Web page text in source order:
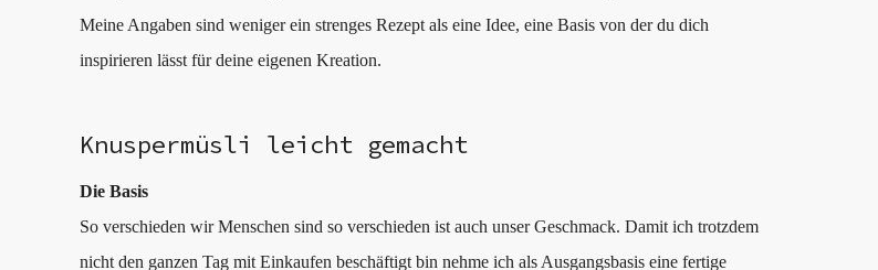
Meine Angaben sind weniger ein strenges Rezept als eine Idee, eine Basis von der du dich
inspirieren lässt für deine eigenen Kreation.
Knuspermüsli leicht gemacht
Die Basis
So verschieden wir Menschen sind so verschieden ist auch unser Geschmack. Damit ich trotzdem
nicht den ganzen Tag mit Einkaufen beschäftigt bin nehme ich als Ausgangsbasis eine fertige